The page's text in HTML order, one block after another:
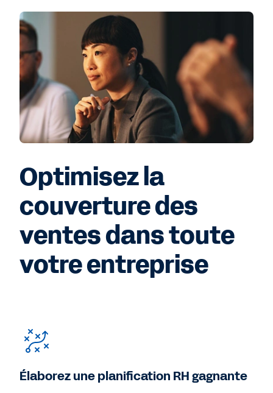
Optimisez la
couverture des
ventes dans toute
votre entreprise
Élaborez une planification RH gagnante